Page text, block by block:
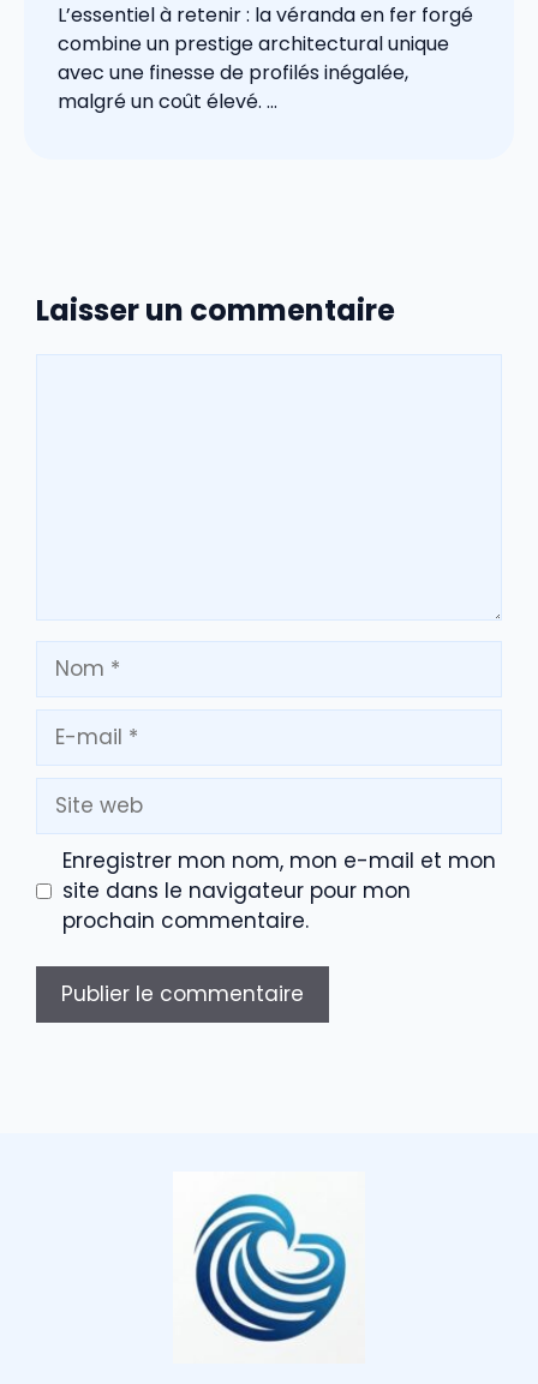
L’essentiel à retenir : la véranda en fer forgé
combine un prestige architectural unique
avec une finesse de profilés inégalée,
malgré un coût élevé. ...
Laisser un commentaire
Nom
mail
Site
web
Enregistrer mon nom, mon e-mail et mon
site dans le navigateur pour mon
prochain commentaire.